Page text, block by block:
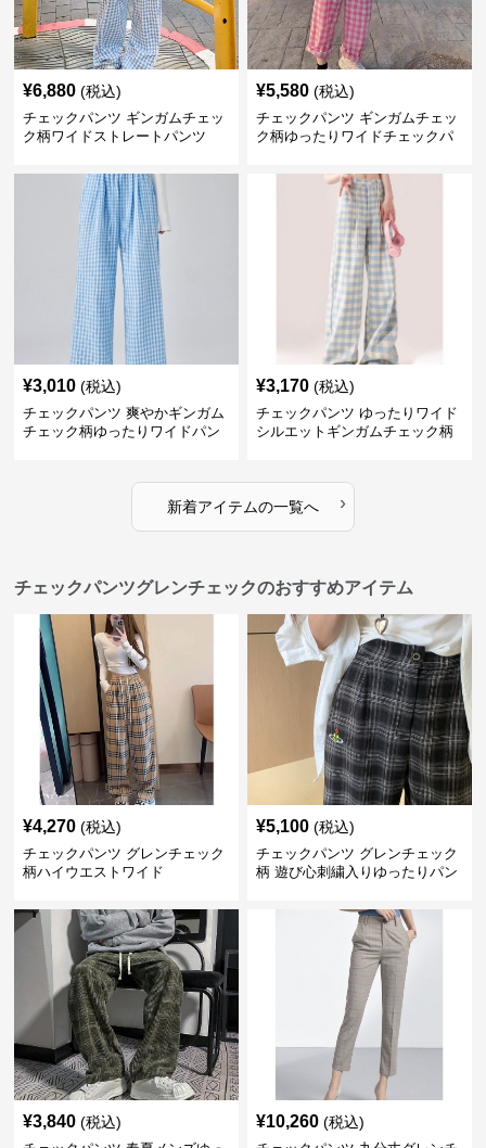
¥6,880 (税込)
チェックパンツ ギンガムチェッ
ク柄ワイドストレートパンツ
¥5,580 (税込)
チェックパンツ ギンガムチェッ
ク柄ゆったりワイドチェックパ
¥3,010 (税込)
チェックパンツ 爽やかギンガム
チェック柄ゆったりワイドパン
¥3,170 (税込)
チェックパンツ ゆったりワイド
シルエットギンガムチェック柄
新着アイテムの一覧へ ›
チェックパンツグレンチェックのおすすめアイテム
¥4,270 (税込)
チェックパンツ グレンチェック
柄ハイウエストワイド
¥5,100 (税込)
チェックパンツ グレンチェック
柄 遊び心刺繍入りゆったりパン
¥3,840 (税込) ¥10,260 (税込)